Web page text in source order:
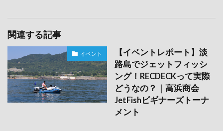
関連する記事
イベント
【イベントレポート】淡
路島でジェットフィッシ
ング！RECDECKって実際
どうなの？｜高浜商会
JetFishビギナーズトーナ
メント